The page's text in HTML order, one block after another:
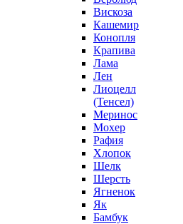
Вискоза
Кашемир
Конопля
Крапива
Лама
Лен
Лиоцелл
(Тенсел)
Меринос
Мохер
Рафия
Хлопок
Шелк
Шерсть
Ягненок
Як
Бамбук